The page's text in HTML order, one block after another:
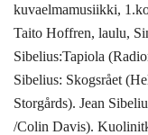
kuvaelmamusiikki,
Taito Hoffren, laulu,
Sibelius:Tapiola
Sibelius: Skogsrået
Storgårds). Jean
/Colin Davis).